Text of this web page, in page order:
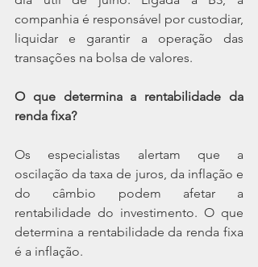
companhia é responsável por custodiar,
liquidar e garantir a operação das
transações na bolsa de valores.
O que determina a rentabilidade da
renda fixa?
Os especialistas alertam que a
oscilação da taxa de juros, da inflação e
do câmbio podem afetar a
rentabilidade do investimento. O que
determina a rentabilidade da renda fixa
é a inflação.